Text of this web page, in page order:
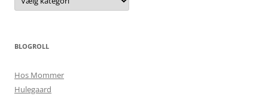
BLOGROLL
Hos Mommer
Hulegaard